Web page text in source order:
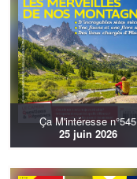
Ça M'intéresse n°545
25 juin 2026